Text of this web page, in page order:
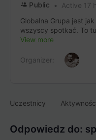
Public
Active 17
Globalna Grupa jest
wszyscy spotkać. To
View more
Organizer:
Uczestnicy
Odpowiedz do: